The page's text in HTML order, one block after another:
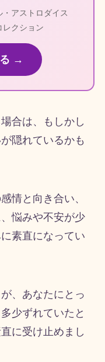
アストロダイス
クション
→
合は、もしかし
隠れているかも
情と向き合い、
悩みや不安が少
素直になってい
、あなたにとっ
少ずれていたと
に受け止めまし